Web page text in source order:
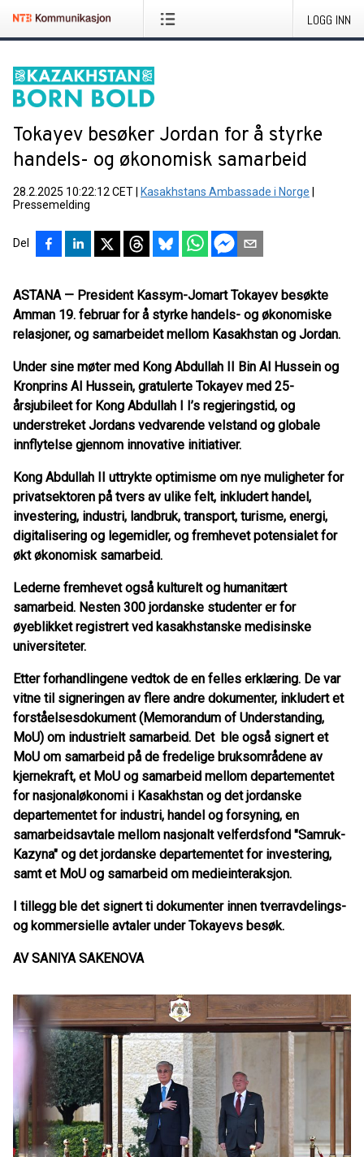
LOGG INN
Tokayev besøker Jordan for å styrke
handels- og økonomisk samarbeid
28.2.2025 10:22:12 CET Kasakhstans Ambassade i Norge
Pressemelding
Del
ASTANA — President Kassym-Jomart Tokayev besøkte
Amman 19. februar for å styrke handels- og økonomiske
relasjoner, og samarbeidet mellom Kasakhstan og Jordan.
Under sine møter med Kong Abdullah II Bin Al Hussein og
Kronprins Al Hussein, gratulerte Tokayev med 25-
årsjubileet for Kong Abdullah I I’s regjeringstid, og
understreket Jordans vedvarende velstand og globale
innflytelse gjennom innovative initiativer.
Kong Abdullah II uttrykte optimisme om nye muligheter for
privatsektoren på tvers av ulike felt, inkludert handel,
investering, industri, landbruk, transport, turisme, energi,
digitalisering og legemidler, og fremhevet potensialet for
økt økonomisk samarbeid.
Lederne fremhevet også kulturelt og humanitært
samarbeid. Nesten 300 jordanske studenter er for
øyeblikket registrert ved kasakhstanske medisinske
universiteter.
Etter forhandlingene vedtok de en felles erklæring. De var
vitne til signeringen av flere andre dokumenter, inkludert et
forståelsesdokument (Memorandum of Understanding,
MoU) om industrielt samarbeid. Det ble også signert et
MoU om samarbeid på de fredelige bruksområdene av
kjernekraft, et MoU og samarbeid mellom departementet
for nasjonaløkonomi i Kasakhstan og det jordanske
departementet for industri, handel og forsyning, en
samarbeidsavtale mellom nasjonalt velferdsfond "Samruk-
Kazyna" og det jordanske departementet for investering,
samt et MoU og samarbeid om medieinteraksjon.
I tillegg ble det signert ti dokumenter innen tverravdelings-
og kommersielle avtaler under Tokayevs besøk.
AV SANIYA SAKENOVA